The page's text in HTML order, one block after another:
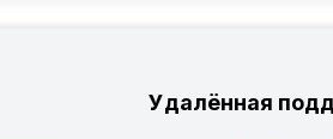
Удалённая